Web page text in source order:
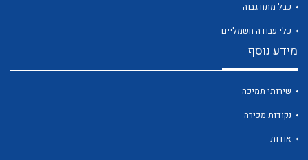
כבל מתח גבוה
כלי עבודה חשמליים
מידע נוסף
שירותי תמיכה
נקודות מכירה
אודות